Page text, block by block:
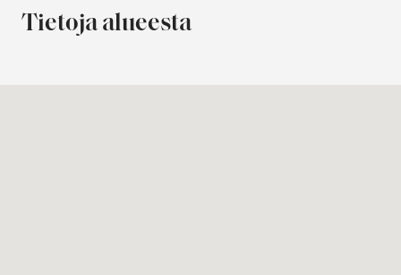
Tietoja alueesta